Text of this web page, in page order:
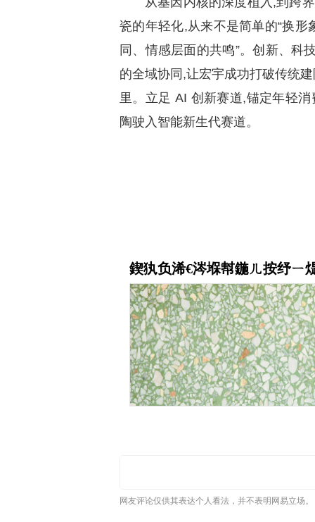
瓷的年轻化,从来不是简单的“换形
同、情感层面的共鸣”。创新、科
的全域协同,让宏宇成功打破传统
里。立足 AI 创新赛道,锚定年轻
陶驶入智能新生代赛道。
网友评论仅供其表达个人看法，并不表明网易立场。